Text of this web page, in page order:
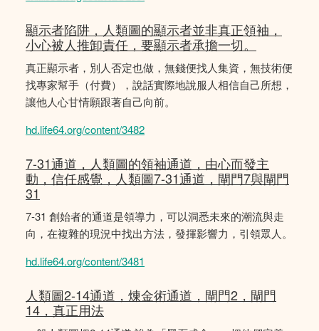
顯示者陷阱，人類圖的顯示者並非真正領袖，
小心被人推卸責任，要顯示者承擔一切。
真正顯示者，別人否定也做，無錢便找人集資，無技術便
找專家幫手（付費），說話實際地說服人相信自己所想，
讓他人心甘情願跟著自己向前。
hd.life64.org/content/3482
7-31通道，人類圖的領袖通道，由心而發主
動，信任感覺，人類圖7-31通道，閘門7與閘門
31
7-31 創始者的通道是領導力，可以洞悉未來的潮流與走
向，在複雜的現況中找出方法，發揮影響力，引領眾人。
hd.life64.org/content/3481
人類圖2-14通道，煉金術通道，閘門2，閘門
14，真正用法